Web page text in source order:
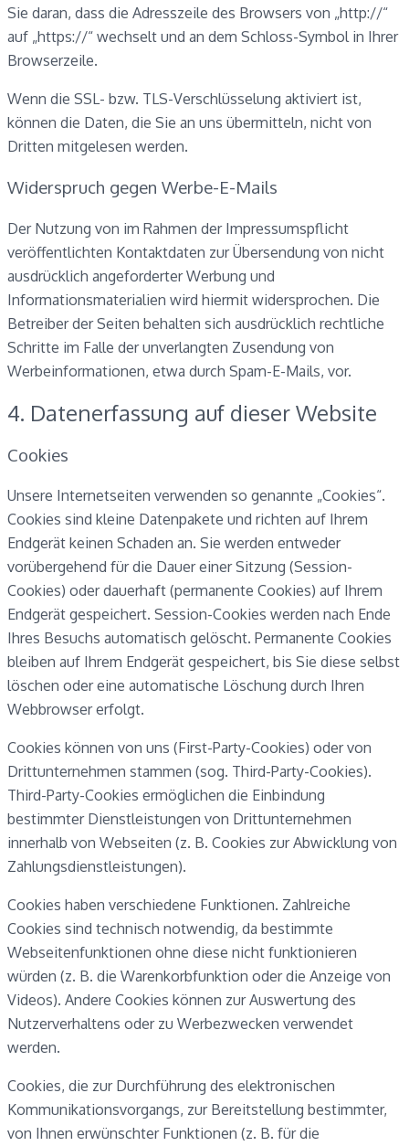
Sie daran, dass die Adresszeile des Browsers von „http://“
auf „https://“ wechselt und an dem Schloss-Symbol in Ihrer
Browserzeile.
Wenn die SSL- bzw. TLS-Verschlüsselung aktiviert ist,
können die Daten, die Sie an uns übermitteln, nicht von
Dritten mitgelesen werden.
Widerspruch gegen Werbe-E-Mails
Der Nutzung von im Rahmen der Impressumspflicht
veröffentlichten Kontaktdaten zur Übersendung von nicht
ausdrücklich angeforderter Werbung und
Informationsmaterialien wird hiermit widersprochen. Die
Betreiber der Seiten behalten sich ausdrücklich rechtliche
Schritte im Falle der unverlangten Zusendung von
Werbeinformationen, etwa durch Spam-E-Mails, vor.
4. Datenerfassung auf dieser Website
Cookies
Unsere Internetseiten verwenden so genannte „Cookies“.
Cookies sind kleine Datenpakete und richten auf Ihrem
Endgerät keinen Schaden an. Sie werden entweder
vorübergehend für die Dauer einer Sitzung (Session-
Cookies) oder dauerhaft (permanente Cookies) auf Ihrem
Endgerät gespeichert. Session-Cookies werden nach Ende
Ihres Besuchs automatisch gelöscht. Permanente Cookies
bleiben auf Ihrem Endgerät gespeichert, bis Sie diese selbst
löschen oder eine automatische Löschung durch Ihren
Webbrowser erfolgt.
Cookies können von uns (First-Party-Cookies) oder von
Drittunternehmen stammen (sog. Third-Party-Cookies).
Third-Party-Cookies ermöglichen die Einbindung
bestimmter Dienstleistungen von Drittunternehmen
innerhalb von Webseiten (z. B. Cookies zur Abwicklung von
Zahlungsdienstleistungen).
Cookies haben verschiedene Funktionen. Zahlreiche
Cookies sind technisch notwendig, da bestimmte
Webseitenfunktionen ohne diese nicht funktionieren
würden (z. B. die Warenkorbfunktion oder die Anzeige von
Videos). Andere Cookies können zur Auswertung des
Nutzerverhaltens oder zu Werbezwecken verwendet
werden.
Cookies, die zur Durchführung des elektronischen
Kommunikationsvorgangs, zur Bereitstellung bestimmter,
von Ihnen erwünschter Funktionen (z. B. für die